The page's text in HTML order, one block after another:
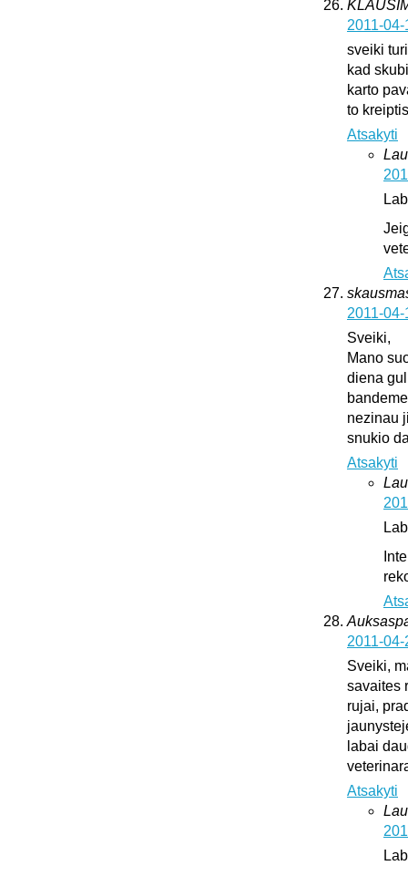
2011-
sveiki
kad
karto
to
Atsakyti
2011-
Sveiki,
Mano
diena
nezinau
snukio
Atsakyti
2011-
Sveiki,
savaites
rujai,
labai
Atsakyti